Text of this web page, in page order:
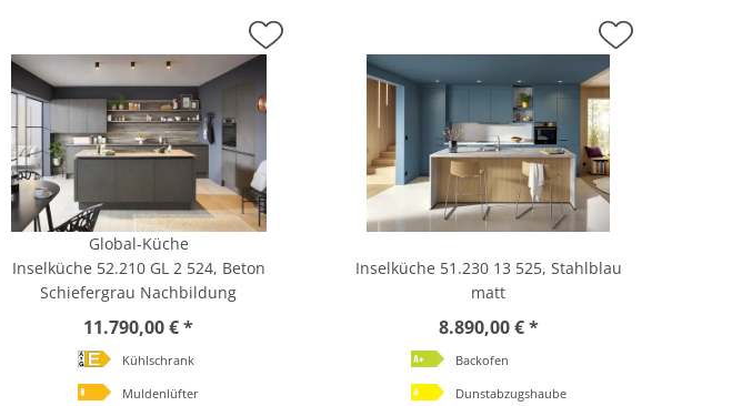
Global-Küche
Inselküche 52.210 GL 2 524, Beton
Schiefergrau Nachbildung
11.790,00 € *
Kühlschrank
Muldenlüfter
Inselküche 51.230 13 525, Stahlblau
matt
8.890,00 € *
Backofen
Dunstabzugshaube